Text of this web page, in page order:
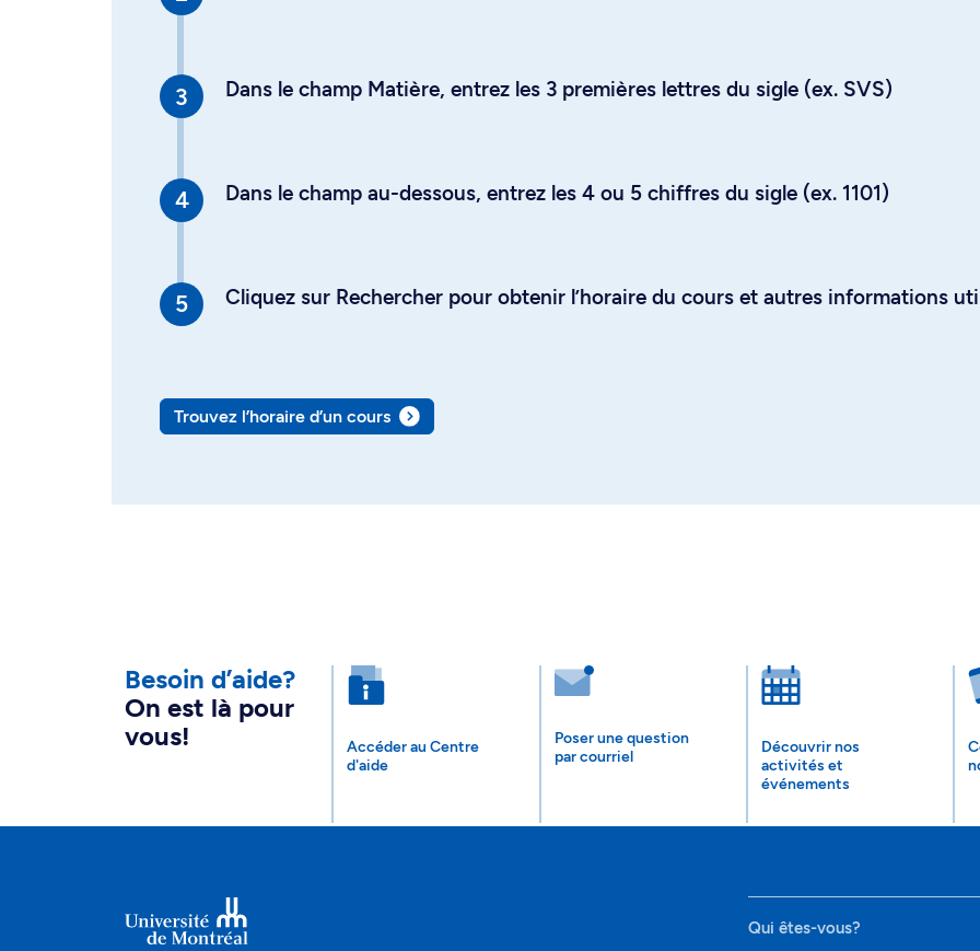
Dans le champ Matière, entrez les 3 premières lettres du sigle (ex. SVS)
Dans le champ au-dessous, entrez les 4 ou 5 chiffres du sigle (ex. 1101)
Cliquez sur Rechercher pour obtenir l’horaire du cours et autres informations
Trouvez l’horaire d’un cours
Besoin d’aide?
On est là pour
vous!
Accéder au Centre
d'aide
Poser une question
par courriel
Découvrir nos
activités et
événements
Qui êtes-vous?